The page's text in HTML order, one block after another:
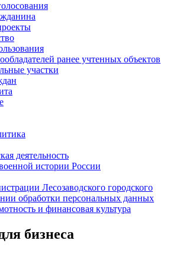
ранее учтенных объектов
участки
деятельность
истории России
Лесозаводского городского
обработки персональных данных
и финансовая культура
бизнеса